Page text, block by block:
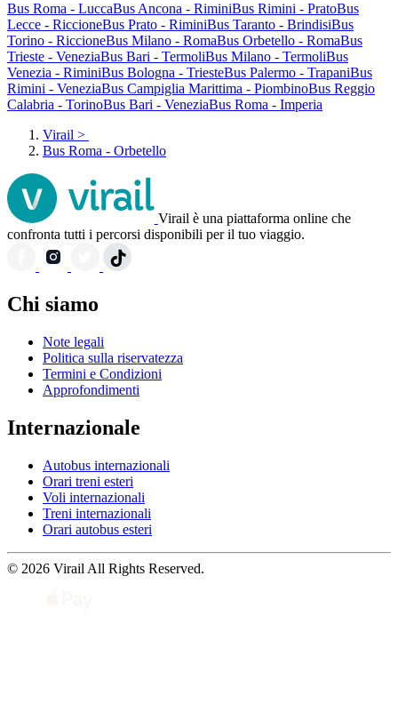
Bus Roma - LuccaBus Ancona - RiminiBus Rimini - PratoBus
Lecce - RiccioneBus Prato - RiminiBus Taranto - BrindisiBus
Torino - RiccioneBus Milano - RomaBus Orbetello - RomaBus
Trieste - VeneziaBus Bari - TermoliBus Milano - TermoliBus
Venezia - RiminiBus Bologna - TriesteBus Palermo - TrapaniBus
Rimini - VeneziaBus Campiglia Marittima - PiombinoBus Reggio
Calabria - TorinoBus Bari - VeneziaBus Roma - Imperia
Virail >
Bus Roma - Orbetello
Virail è una piattaforma online che
confronta tutti i percorsi disponibili per il tuo viaggio.
Chi siamo
Note legali
Politica sulla riservatezza
Termini e Condizioni
Approfondimenti
Internazionale
Autobus internazionali
Orari treni esteri
Voli internazionali
Treni internazionali
Orari autobus esteri
© 2026 Virail All Rights Reserved.